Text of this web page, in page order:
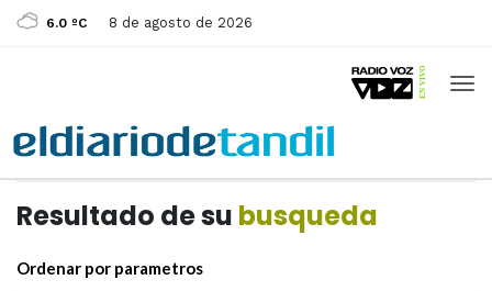
6.0 ºC 8 de agosto de 2026
Resultado de su busqueda
Ordenar por parametros